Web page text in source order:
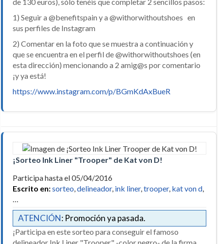
1) Seguir a @benefitspain y a @withorwithoutshoes en
sus perfiles de Instagram
2) Comentar en la foto que se muestra a continuación y
que se encuentra en el perfil de @withorwithoutshoes (en
esta dirección) mencionando a 2 amig@s por comentario
¡y ya está!
https://www.instagram.com/p/BGmKdAxBueR
¡Sorteo Ink Liner "Trooper" de Kat von D!
Participa hasta el 05/04/2016
Escrito en:sorteo,delineador, ink liner,trooper, kat von d,
…
ATENCIÓN: Promoción ya pasada.
¡Participa en este sorteo para conseguir el famoso